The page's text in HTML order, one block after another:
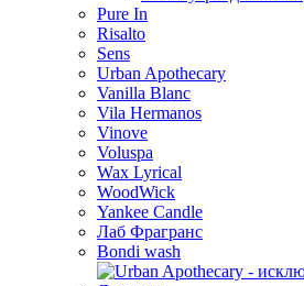
Pure In
Risalto
Sens
Urban Apothecary
Vanilla Blanc
Vila Hermanos
Vinove
Voluspa
Wax Lyrical
WoodWick
Yankee Candle
Лаб Фрагранс
Bondi wash